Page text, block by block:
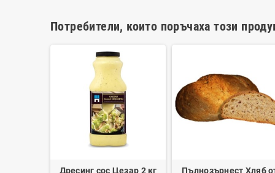
Потребители, които поръчаха този
Дресинг сос Цезар 2 кг
Пълнозърнест Хляб